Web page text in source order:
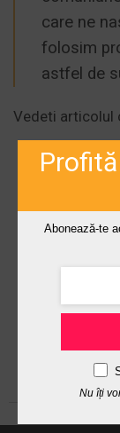
care ne
folosim
astfel de
Vedeti articolul
Abonează-te
Nu îți